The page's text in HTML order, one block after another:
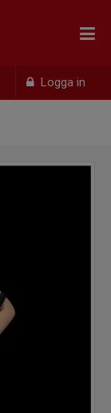
Logga in